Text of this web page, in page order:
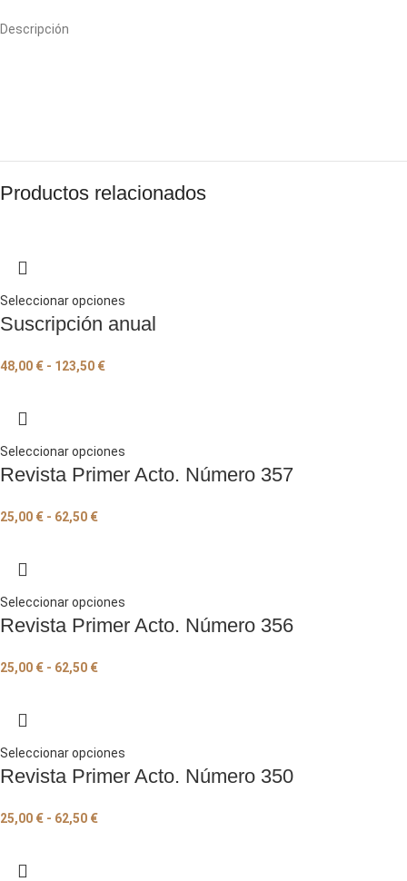
Descripción
Productos relacionados
Seleccionar opciones
Suscripción anual
48,00 € - 123,50 €
Seleccionar opciones
Revista Primer Acto. Número 357
25,00 € - 62,50 €
Seleccionar opciones
Revista Primer Acto. Número 356
25,00 € - 62,50 €
Seleccionar opciones
Revista Primer Acto. Número 350
25,00 € - 62,50 €